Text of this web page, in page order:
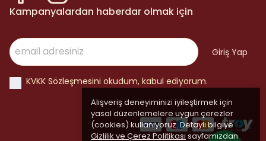
Alışveriş deneyiminizi iyileştirmek için
yasal düzenlemelere uygun çerezler
(cookies) kullanıyoruz. Detaylı bilgiye
Gizlilik ve Çerez Politikası sayfamızdan
Kampanyalardan haberdar olmak için
Giriş Yap
KVKK Sözleşmesini okudum, kabul ediyorum.